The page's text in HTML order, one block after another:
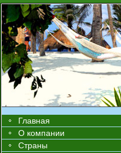
Главная
О компании
Страны